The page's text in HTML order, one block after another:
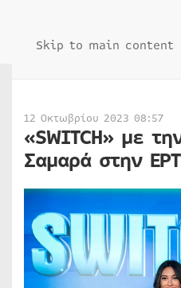
Skip to main content
12 Οκτωβρίου 2023 08:57
«SWITCH» με
Σαμαρά στην